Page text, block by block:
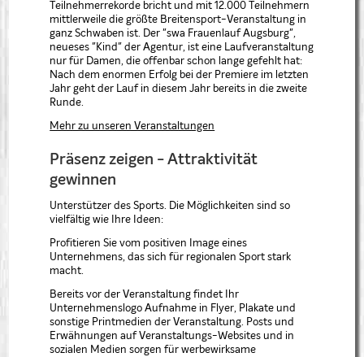
Teilnehmerrekorde bricht und mit 12.000 Teilnehmern
mittlerweile die größte Breitensport-Veranstaltung in
ganz Schwaben ist. Der "swa Frauenlauf Augsburg",
neueses "Kind" der Agentur, ist eine Laufveranstaltung
nur für Damen, die offenbar schon lange gefehlt hat:
Nach dem enormen Erfolg bei der Premiere im letzten
Jahr geht der Lauf in diesem Jahr bereits in die zweite
Runde.
Mehr zu unseren Veranstaltungen
Präsenz zeigen - Attraktivität
gewinnen
Unterstützer des Sports. Die Möglichkeiten sind so
vielfältig wie Ihre Ideen:
Profitieren Sie vom positiven Image eines
Unternehmens, das sich für regionalen Sport stark
macht.
Bereits vor der Veranstaltung findet Ihr
Unternehmenslogo Aufnahme in Flyer, Plakate und
sonstige Printmedien der Veranstaltung. Posts und
Erwähnungen auf Veranstaltungs-Websites und in
sozialen Medien sorgen für werbewirksame